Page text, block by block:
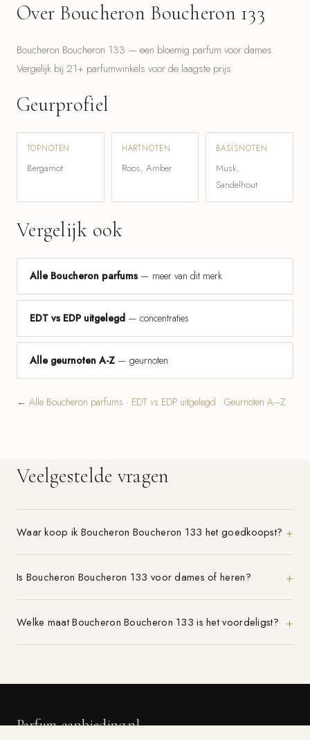
Over Boucheron Boucheron 133
Boucheron Boucheron 133 — een bloemig parfum voor dames.
Vergelijk bij 21+ parfumwinkels voor de laagste prijs.
Geurprofiel
TOPNOTEN
Bergamot
HARTNOTEN
Roos, Amber
BASISNOTEN
Musk,
Sandelhout
Vergelijk ook
Alle Boucheron parfums — meer van dit merk
EDT vs EDP uitgelegd — concentraties
Alle geurnoten A-Z — geurnoten
← Alle Boucheron parfums · EDT vs EDP uitgelegd · Geurnoten A–Z
Veelgestelde vragen
Waar koop ik Boucheron Boucheron 133 het goedkoopst?
Is Boucheron Boucheron 133 voor dames of heren?
Welke maat Boucheron Boucheron 133 is het voordeligst?
Parfum-aanbieding.nl